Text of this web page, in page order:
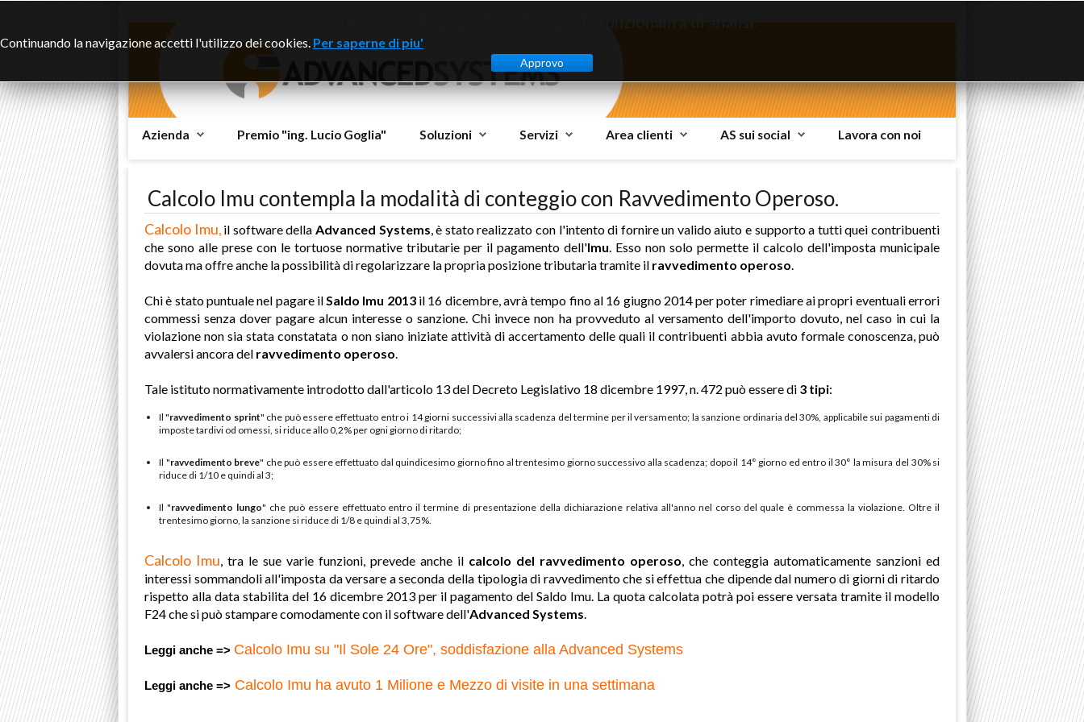
Azienda Premio "ing. Lucio Goglia" Soluzioni Servizi Area clienti AS sui social Lavora con noi
Calcolo Imu contempla la modalità di conteggio con Ravvedimento Operoso.
Calcolo Imu,il software della Advanced Systems, è stato realizzato con l'intento di fornire un valido aiuto e supporto a tutti quei contribuenti
che sono alle prese con le tortuose normative tributarie per il pagamento dell'Imu. Esso non solo permette il calcolo dell'imposta municipale
dovuta ma offre anche la possibilità di regolarizzare la propria posizione tributaria tramite il ravvedimento operoso.
Chi è stato puntuale nel pagare ilSaldo Imu 2013il 16 dicembre, avrà tempo fino al 16 giugno 2014 per poter rimediare ai propri eventuali errori
commessi senza dover pagare alcun interesse o sanzione. Chi invece non ha provveduto al versamento dell'importo dovuto, nel caso in cui la
violazione non sia stata constatata o non siano iniziate attività di accertamento delle quali il contribuenti abbia avuto formale conoscenza, può
avvalersi ancora del ravvedimento operoso.
Tale istitutonormativamente introdotto dall'articolo 13 del Decreto Legislativo 18 dicembre 1997, n. 472 può essere di 3 tipi:
Il "ravvedimento sprint" che può essere effettuato entro i 14 giorni successivi alla scadenza del termine per il versamento; la sanzione ordinaria del 30%, applicabile sui pagamenti di
imposte tardivi od omessi, si riduce allo 0,2% per ogni giorno di ritardo;
Il "ravvedimento breve" che può essere effettuato dal quindicesimo giorno fino al trentesimo giorno successivo alla scadenza; dopo il 14° giorno ed entro il 30° la misura del 30% si
riduce di 1/10 e quindi al 3;
Il "ravvedimento lungo" che può essere effettuato entro il termine di presentazione della dichiarazione relativa all'anno nel corso del quale è commessa la violazione. Oltre il
trentesimo giorno, la sanzione si riduce di 1/8 e quindi al 3,75%.
Calcolo Imu, tra le sue varie funzioni, prevede anche il calcolo del ravvedimento operoso, che conteggia automaticamente sanzioni ed
interessi sommandoli all'imposta da versare a seconda della tipologia di ravvedimento che si effettua che dipende dal numero di giorni di ritardo
rispetto alla data stabilita del 16 dicembre 2013 per il pagamento del Saldo Imu. La quota calcolata potrà poi essere versata tramite il modello
F24 che si può stampare comodamente con il software dell'Advanced Systems.
Leggi anche => Calcolo Imu su "Il Sole 24 Ore", soddisfazione alla Advanced Systems
Leggi anche => Calcolo Imu ha avuto 1 Milione e Mezzo di visite in una settimana
Continuando la navigazione accetti l'utilizzo dei cookies. Per saperne di piu'
Approvo